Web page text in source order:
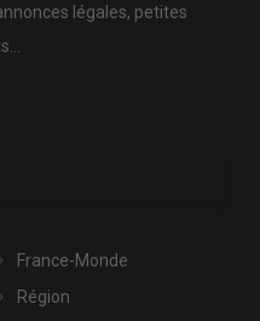
légales, petites
France-Monde
Région